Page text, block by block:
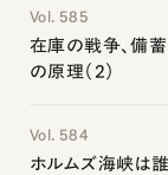
Vol. 585
在庫の戦争、備
の原理（2）
Vol. 584
ホルムズ海峡は